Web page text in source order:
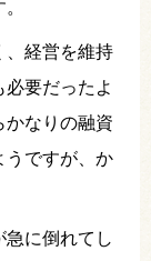
、経営を維持
要だったよ
かなりの融資
うですが、か
に倒れてし